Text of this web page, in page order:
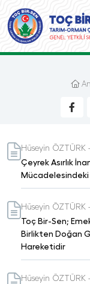
Hüseyin ÖZTÜRK
Çeyrek Asırlık
Mücadelesindeki
Hüseyin
Toç Bir-Sen;
Birlikten Doğan
Hareketidir
Hüseyin ÖZTÜRK